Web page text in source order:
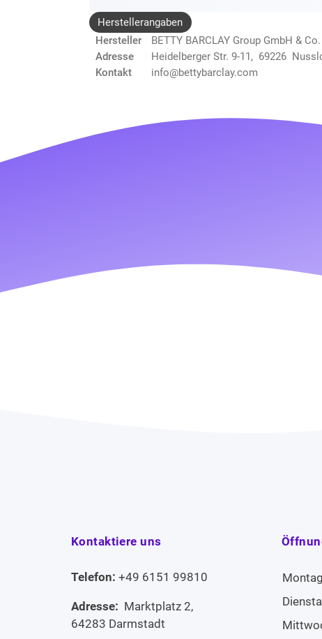
Herstellerangaben
Hersteller
BETTY BARCLAY Group GmbH & Co.
Adresse
Heidelberger Str. 9-11, 69226
Kontakt
info@bettybarclay.com
Kontaktiere uns
Telefon: +49 6151 99810
Adresse: Marktplatz 2,
64283 Darmstadt
Montag